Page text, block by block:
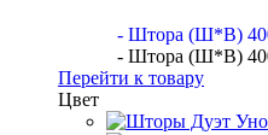
- Штора (Ш*В)
- Штора (Ш*В)
Перейти к товару
Цвет